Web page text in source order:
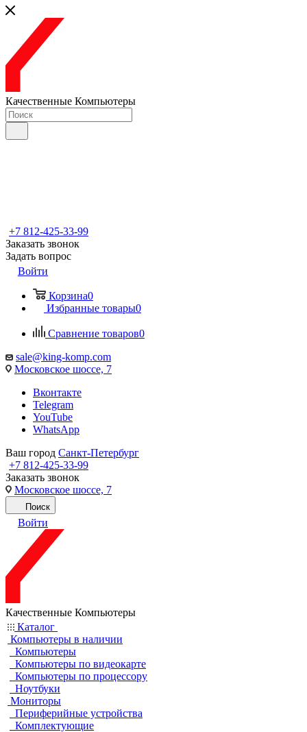
Качественные Компьютеры
+7 812-425-33-99
Заказать звонок
Задать вопрос
Войти
Корзина0
Избранные товары0
Сравнение товаров0
sale@king-komp.com
Московское шоссе, 7
Вконтакте
Telegram
YouTube
WhatsApp
Ваш город Санкт-Петербург
+7 812-425-33-99
Заказать звонок
Московское шоссе, 7
Поиск
Войти
Качественные Компьютеры
Каталог
Компьютеры в наличии
Компьютеры
Компьютеры по видеокарте
Компьютеры по процессору
Ноутбуки
Мониторы
Периферийные устройства
Комплектующие